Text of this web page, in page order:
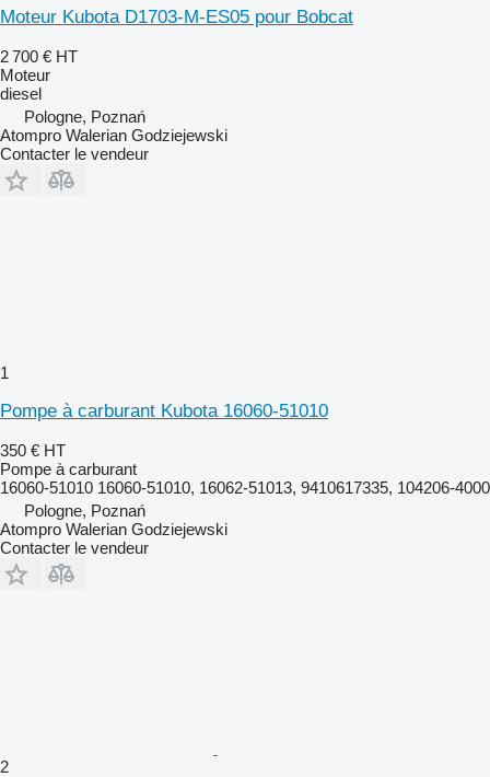
Moteur Kubota D1703-M-ES05 pour Bobcat
2 700 € HT
Moteur
diesel
Pologne, Poznań
Atompro Walerian Godziejewski
Contacter le vendeur
1
Pompe à carburant Kubota 16060-51010
350 € HT
Pompe à carburant
16060-51010 16060-51010, 16062-51013, 9410617335, 104206-4000
Pologne, Poznań
Atompro Walerian Godziejewski
Contacter le vendeur
2